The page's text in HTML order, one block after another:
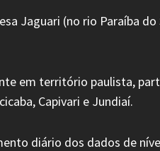
Jaguari (no rio Paraíba
em território paulista,
Capivari e Jundiaí.
diário dos dados de